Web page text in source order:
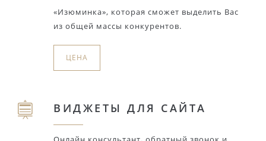
«Изюминка», которая сможет выделить Вас
из общей массы конкурентов.
ЦЕНА
ВИДЖЕТЫ ДЛЯ САЙТА